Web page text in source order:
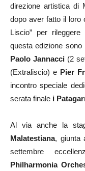
direzione artistica di
dopo aver fatto il loro
Liscio” per
questa edizione sono
Paolo Jannacci (2
(Extraliscio) e Pier
incontro speciale
serata finale i
Al via anche la
Malatestiana, giunta
settembre
Philharmonia